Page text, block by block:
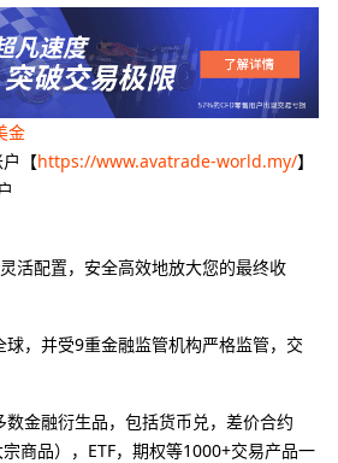
金
【https://www.avatrade-world.my/】
活配置，安全高效地放大您的最终收
，并受9重金融监管机构严格监管，交
金融衍生品，包括货币兑，差价合约
宗商品），ETF，期权等1000+交易产品一